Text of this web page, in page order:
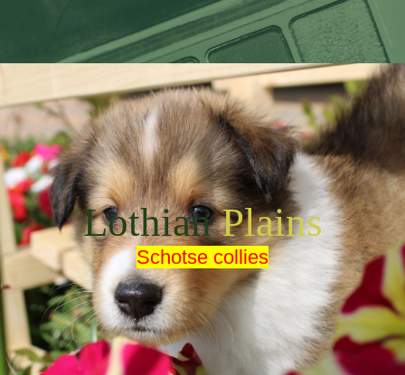
Lothian Plains
Schotse collies